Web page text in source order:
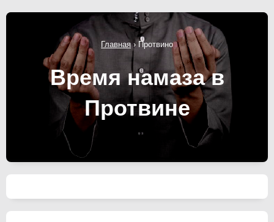
Главная› Протвино
Время намаза в
Протвине